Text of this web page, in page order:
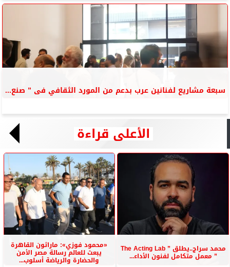
سبعة مشاريع لفنانين عرب بدعم من المورد الثقافي فى ” صنع...
الأعلى قراءة
محمد سراج..يطلق ” The Acting Lab
” معمل متكامل لفنون الأداء...
«محمود فوزي»: ماراثون القاهرة
يبعث للعالم رسالة مصر الأمن
والحضارة والرياضة أسلوب...